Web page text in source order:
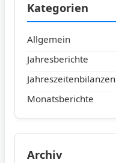
Kategorien
Allgemein
Jahresberichte
Jahreszeitenbilanzen
Monatsberichte
Archiv